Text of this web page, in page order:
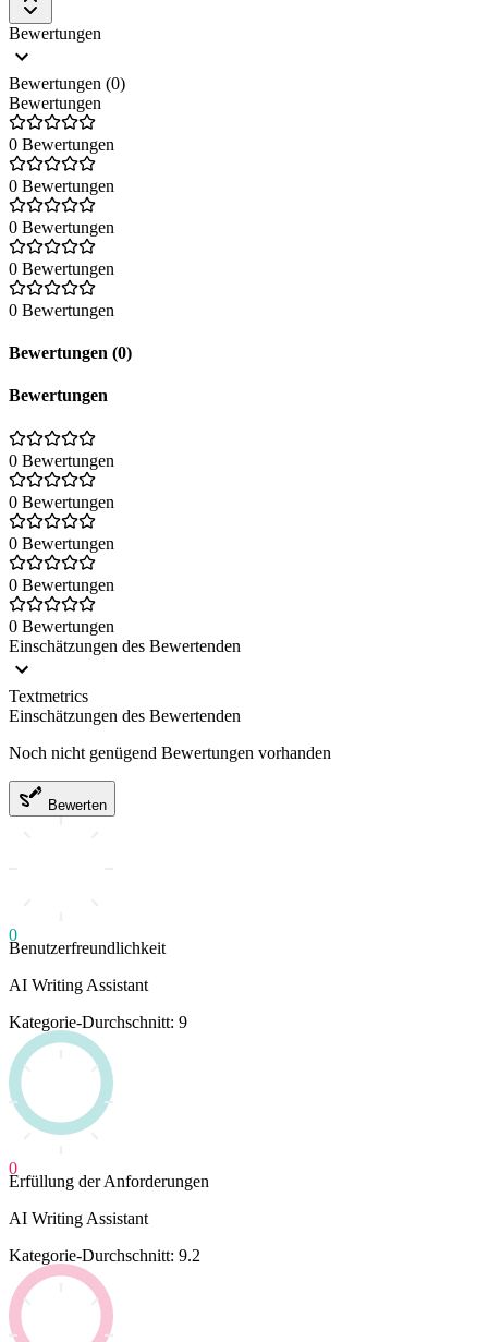
Bewertungen
Bewertungen (0)
Bewertungen
0 Bewertungen
0 Bewertungen
0 Bewertungen
0 Bewertungen
0 Bewertungen
Bewertungen (0)
Bewertungen
0 Bewertungen
0 Bewertungen
0 Bewertungen
0 Bewertungen
0 Bewertungen
Einschätzungen des Bewertenden
Textmetrics
Einschätzungen des Bewertenden
Noch nicht genügend Bewertungen vorhanden
Bewerten
0
Benutzerfreundlichkeit
AI Writing Assistant
Kategorie-Durchschnitt: 9
0
Erfüllung der Anforderungen
AI Writing Assistant
Kategorie-Durchschnitt: 9.2